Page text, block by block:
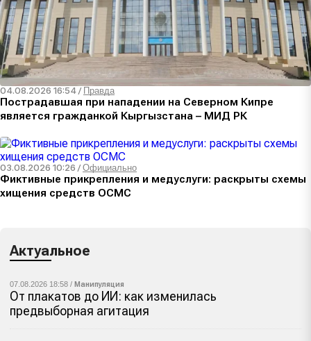
04.08.2026 16:54 / Правда
Пострадавшая при нападении на Северном Кипре
является гражданкой Кыргызстана – МИД РК
03.08.2026 10:26 /Официально
Фиктивные прикрепления и медуслуги: раскрыты схемы
хищения средств ОСМС
Актуальное
07.08.2026 18:58 / Манипуляция
От плакатов до ИИ: как изменилась
предвыборная агитация